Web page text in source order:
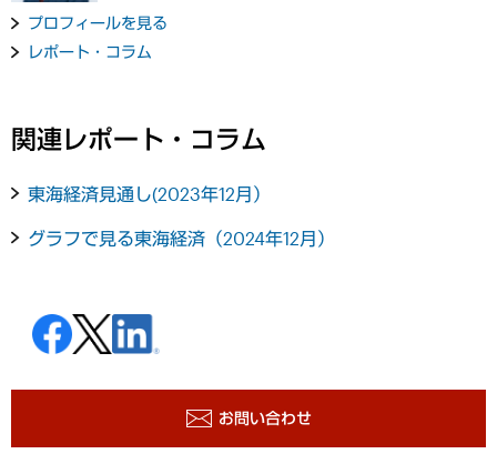
プロフィールを見る
レポート・コラム
関連レポート・コラム
東海経済見通し(2023年12月）
グラフで見る東海経済（2024年12月）
お問い合わせ